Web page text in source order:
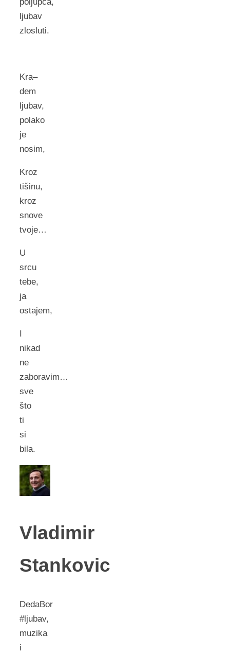
ljubav
zlosluti.
Kra–
dem
ljubav,
polako
je
nosim,
Kroz
tišinu,
kroz
snove
tvoje…
U
srcu
tebe,
ja
ostajem,
I
nikad
ne
zaboravim…
sve
što
ti
si
bila.
Vladimir
Stankovic
DedaBor
#ljubav,
muzika
i